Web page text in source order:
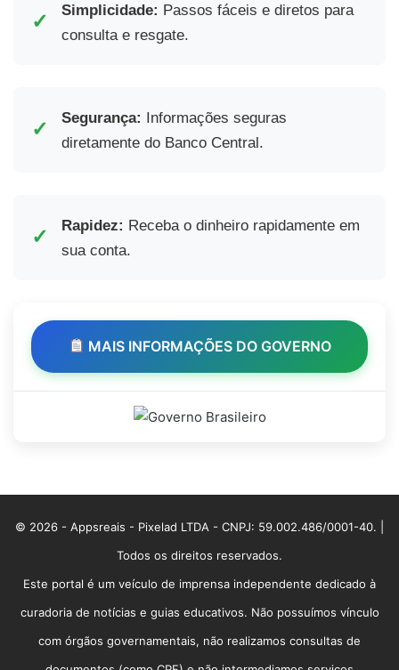
✓
Simplicidade: Passos fáceis e diretos para
consulta e resgate.
✓
Segurança: Informações seguras
diretamente do Banco Central.
✓
Rapidez: Receba o dinheiro rapidamente em
sua conta.
MAIS INFORMAÇÕES DO GOVERNO
© 2026 - Appsreais - Pixelad LTDA - CNPJ: 59.002.486/0001-40. |
Todos os direitos reservados.
Este portal é um veículo de imprensa independente dedicado à
curadoria de notícias e guias educativos. Não possuímos vínculo
com órgãos governamentais, não realizamos consultas de